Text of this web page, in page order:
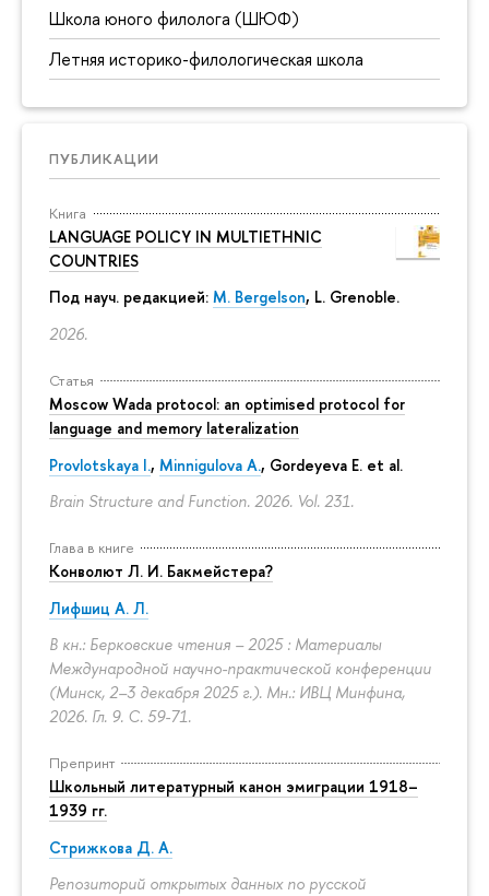
Школа юного филолога (ШЮФ)
Летняя историко-филологическая школа
ПУБЛИКАЦИИ
Книга
LANGUAGE POLICY IN MULTIETHNIC
COUNTRIES
Под науч. редакцией: M. Bergelson, L. Grenoble.
2026.
Статья
Moscow Wada protocol: an optimised protocol for
language and memory lateralization
Provlotskaya I., Minnigulova A., Gordeyeva E. et al.
Brain Structure and Function. 2026. Vol. 231.
Глава в книге
Конволют Л. И. Бакмейстера?
Лифшиц А. Л.
В кн.: Берковские чтения – 2025 : Материалы
Международной научно-практической конференции
(Минск, 2–3 декабря 2025 г.). Мн.: ИВЦ Минфина,
2026. Гл. 9. С. 59-71.
Препринт
Школьный литературный канон эмиграции 1918–
1939 гг.
Стрижкова Д. А.
Репозиторий открытых данных по русской